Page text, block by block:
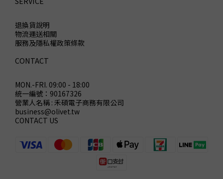
退換貨說明
物流運送相關
服務及隱私權政策條款
CONTACT
MON.-FRI. 09:00 - 18:00
統一編號：90167326
營業人名稱 : 禾碩電子商務有限公司
business@olivet.tw
CONTACT US